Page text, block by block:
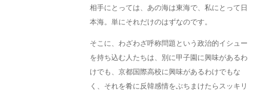
相手にとっては、あの海は東海で、私にとって日
本海。単にそれだけのはずなのです。
そこに、わざわざ呼称問題という政治的イシュー
を持ち込む人たちは、別に甲子園に興味があるわ
けでも、京都国際高校に興味があるわけでもな
く、それを肴に反韓感情をぶちまけたらスッキリ